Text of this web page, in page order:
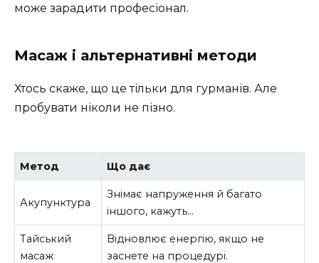
може зарадити професіонал.
Масаж і альтернативні методи
Хтось скаже, що це тільки для гурманів. Але
пробувати ніколи не пізно.
Метод Що дає
Акупунктура
Знімає напруження й багато
іншого, кажуть…
Тайський
масаж
Відновлює енергію, якщо не
заснете на процедурі.